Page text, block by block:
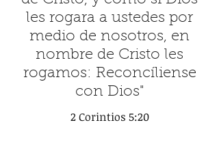
les rogara a ustedes por
medio de nosotros, en
nombre de Cristo les
rogamos: Reconcíliense
con Dios"
2 Corintios 5:20